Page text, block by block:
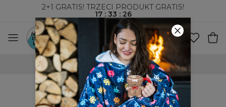
2+1 GRATIS! TRZECI PRODUKT GRATIS!
17 :33 : 25
WYSYŁKA ZA POBRANIEM I DO PACZKOMATÓW